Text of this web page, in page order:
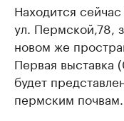
Находится
ул. Пермской,78,
новом же
Первая выставка
будет
пермским почвам.